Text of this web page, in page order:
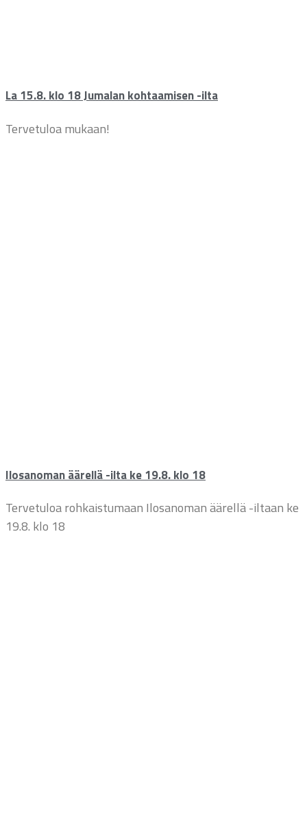
La 15.8. klo 18 Jumalan kohtaamisen -ilta
Tervetuloa mukaan!
Ilosanoman äärellä -ilta ke 19.8. klo 18
Tervetuloa rohkaistumaan Ilosanoman äärellä -iltaan ke
19.8. klo 18